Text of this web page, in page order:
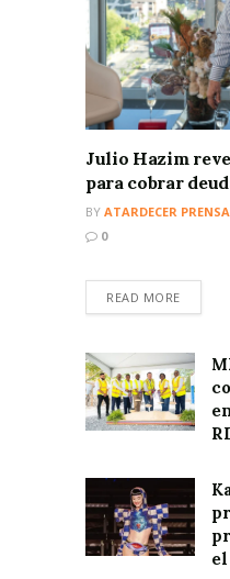
Julio Hazim
para cobrar
BY ATARDECER PRENSA
0
READ MORE